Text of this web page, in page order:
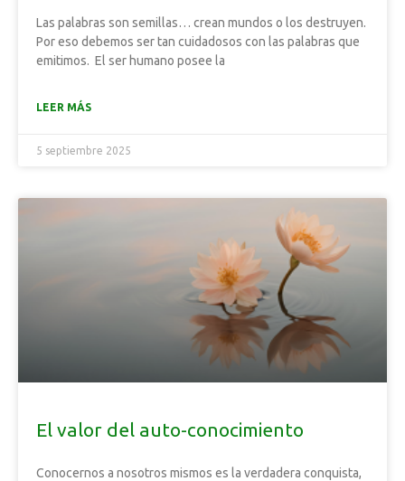
Las palabras son semillas… crean mundos o los destruyen.
Por eso debemos ser tan cuidadosos con las palabras que
emitimos. El ser humano posee la
LEER MÁS
5 septiembre 2025
El valor del auto-conocimiento
Conocernos a nosotros mismos es la verdadera conquista,